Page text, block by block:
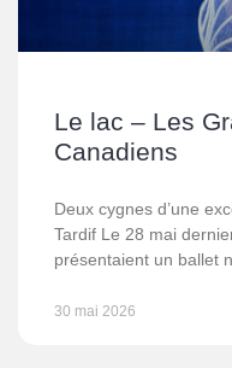
Le lac – Les
Canadiens
Deux cygnes d’une
Tardif Le 28 mai
présentaient un ballet
30 mai 2026